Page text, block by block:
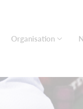
Organisation